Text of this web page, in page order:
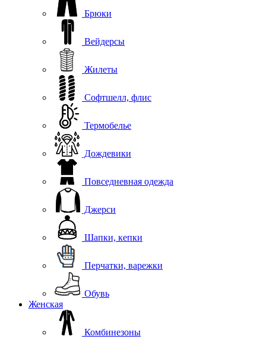
Брюки
Вейдерсы
Жилеты
Софтшелл, флис
Термобелье
Дождевики
Повседневная одежда
Джерси
Шапки, кепки
Перчатки, варежки
Обувь
Женская
Комбинезоны